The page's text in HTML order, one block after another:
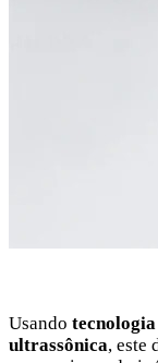
Usando
ultrassônica, este